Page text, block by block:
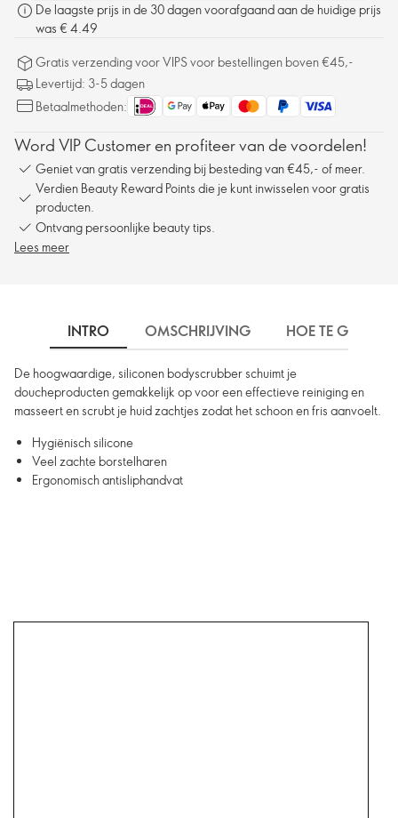
De laagste prijs in de 30 dagen voorafgaand aan de huidige prijs
was € 4.49
Gratis verzending voor VIPS voor bestellingen boven €45,-
Levertijd: 3-5 dagen
Betaalmethoden:
Word VIP Customer en profiteer van de voordelen!
Geniet van gratis verzending bij besteding van €45,- of meer.
Verdien Beauty Reward Points die je kunt inwisselen voor gratis
producten.
Ontvang persoonlijke beauty tips.
Lees meer
INTRO OMSCHRIJVING HOE TE
De hoogwaardige, siliconen bodyscrubber schuimt je
doucheproducten gemakkelijk op voor een effectieve reiniging en
masseert en scrubt je huid zachtjes zodat het schoon en fris aanvoelt.
Hygiënisch silicone
Veel zachte borstelharen
Ergonomisch antisliphandvat